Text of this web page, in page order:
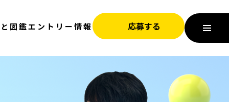
図鑑エントリー情報 応募する